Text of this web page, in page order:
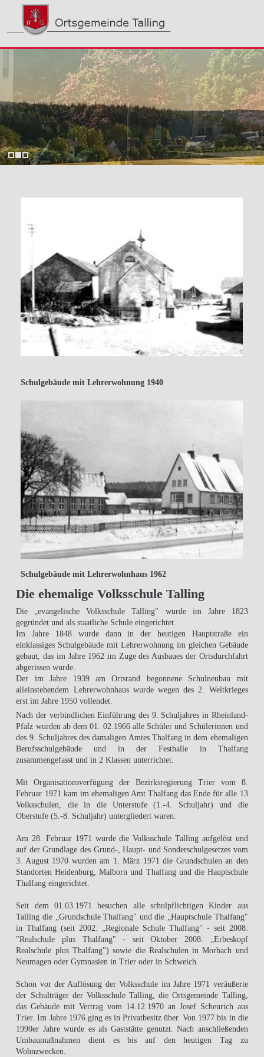
Schulgebäude mit Lehrerwohnung 1940
Schulgebäude mit Lehrerwohnhaus 1962
Die ehemalige Volksschule Talling
Die „evangelische Volksschule Talling" wurde im Jahre 1823
gegründet und als staatliche Schule eingerichtet.
Im Jahre 1848 wurde dann in der heutigen Hauptstraße ein
einklassiges Schulgebäude mit Lehrerwohnung im gleichen Gebäude
gebaut, das im Jahre 1962 im Zuge des Ausbaues der Ortsdurchfahrt
abgerissen wurde.
Der im Jahre 1939 am Ortsrand begonnene Schulneubau mit
alleinstehendem Lehrerwohnhaus wurde wegen des 2. Weltkrieges
erst im Jahre 1950 vollendet.
Nach der verbindlichen Einführung des 9. Schuljahres in Rheinland-
Pfalz wurden ab dem 01. 02.1966 alle Schüler und Schülerinnen und
des 9. Schuljahres des damaligen Amtes Thalfang in dem ehemaligen
Berufsschulgebäude und in der Festhalle in Thalfang
zusammengefasst und in 2 Klassen unterrichtet.
Mit Organisationsverfügung der Bezirksregierung Trier vom 8.
Februar 1971 kam im ehemaligen Amt Thalfang das Ende für alle 13
Volksschulen, die in die Unterstufe (1.-4. Schuljahr) und die
Oberstufe (5.-8. Schuljahr) untergliedert waren.
Am 28. Februar 1971 wurde die Volksschule Talling aufgelöst und
auf der Grundlage des Grund-, Haupt- und Sonderschulgesetzes vom
3. August 1970 wurden am 1. März 1971 die Grundschulen an den
Standorten Heidenburg, Malborn und Thalfang und die Hauptschule
Thalfang eingerichtet.
Seit dem 01.03.1971 besuchen alle schulpflichtigen Kinder aus
Talling die „Grundschule Thalfang" und die „Hauptschule Thalfang"
in Thalfang (seit 2002: „Regionale Schule Thalfang" - seit 2008:
"Realschule plus Thalfang" - seit Oktober 2008: „Erbeskopf
Realschule plus Thalfang") sowie die Realschulen in Morbach und
Neumagen oder Gymnasien in Trier oder in Schweich.
Schon vor der Auflösung der Volksschule im Jahre 1971 veräußerte
der Schulträger der Volksschule Talling, die Ortsgemeinde Talling,
das Gebäude mit Vertrag vom 14.12.1970 an Josef Scheurich aus
Trier. Im Jahre 1976 ging es in Privatbesitz über. Von 1977 bis in die
1990er Jahre wurde es als Gaststätte genutzt. Nach anschließenden
Umbaumaßnahmen dient es bis auf den heutigen Tag zu
Wohnzwecken.